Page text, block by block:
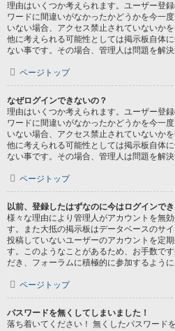
理由はいくつか考えられます。ユーザー登
ワードに間違いがなかったかどうかを今一
いない場合、アクセス禁止されていないか
他に考えられる可能性としては掲示板自体
ない事です。その場合、管理人は問題を解
ページトップ
なぜログインできないの？
理由はいくつか考えられます。ユーザー登
ワードに間違いがなかったかどうかを今一
いない場合、アクセス禁止されていないか
他に考えられる可能性としては掲示板自体
ない事です。その場合、管理人は問題を解
ページトップ
以前、登録したはずなのに今はログインでき
様々な理由により管理人がアカウントを無
す。また大抵の掲示板はデータベースのサ
投稿していないユーザーのアカウントを定
す。このようなことがあるため、お手数で
だき、フォーラムに積極的に参加するように
ページトップ
パスワードを無くしてしまいました！
落ち着いてください！ 無くしたパスワード